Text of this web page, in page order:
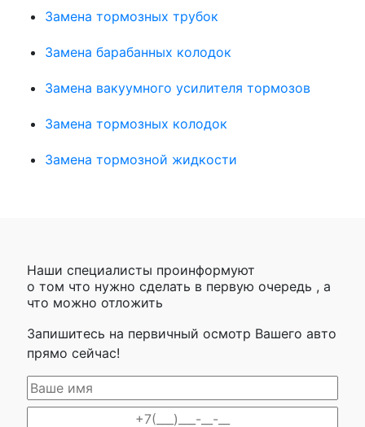
Замена тормозных трубок
Замена барабанных колодок
Замена вакуумного усилителя тормозов
Замена тормозных колодок
Замена тормозной жидкости
Наши специалисты проинформуют
о том что нужно сделать в первую очередь , а
что можно отложить
Запишитесь на первичный осмотр Вашего авто
прямо сейчас!